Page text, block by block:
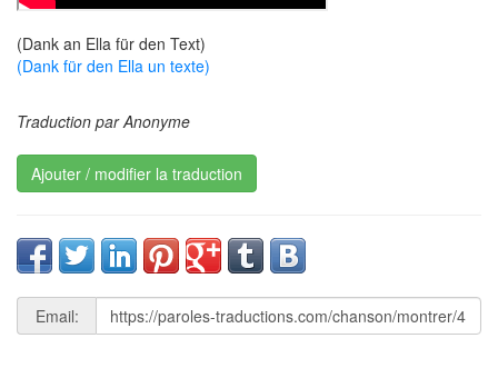
(Dank an Ella für den Text)
(Dank für den Ella un texte)
Traduction par Anonyme
Ajouter / modifier la traduction
Email: